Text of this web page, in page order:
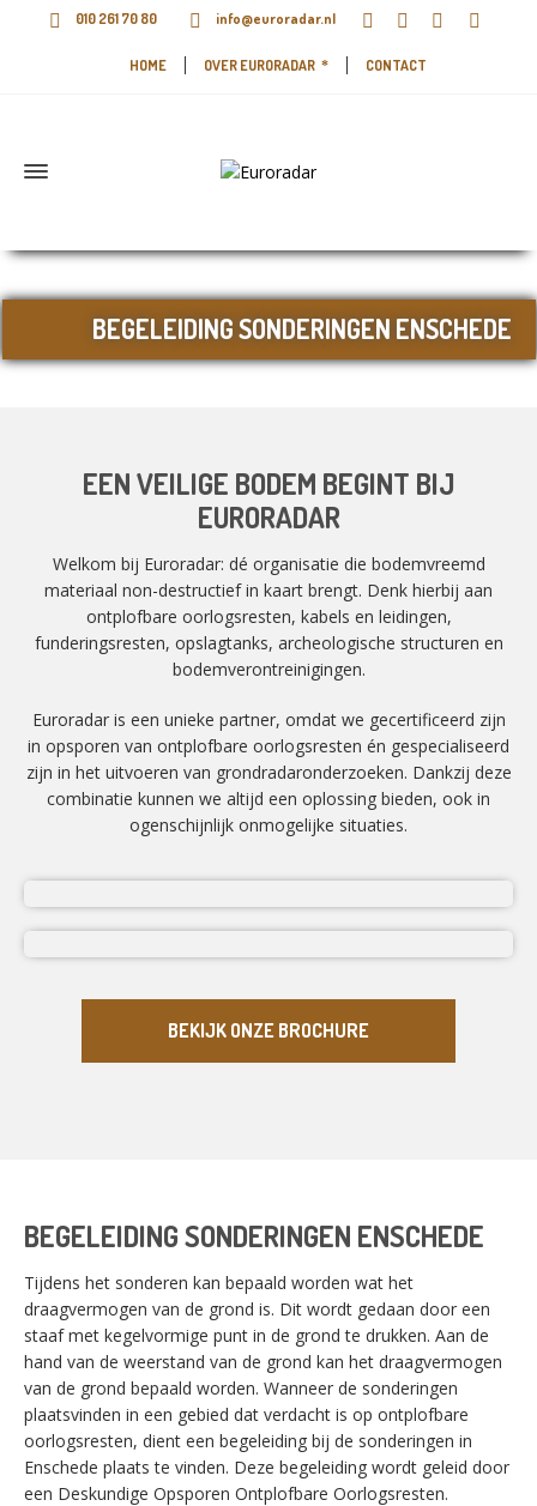
010 261 70 80 info@euroradar.nl
HOME OVER EURORADAR CONTACT
BEGELEIDING SONDERINGEN ENSCHEDE
EEN VEILIGE BODEM BEGINT BIJ
EURORADAR
Welkom bij Euroradar: dé organisatie die bodemvreemd
materiaal non-destructief in kaart brengt. Denk hierbij aan
ontplofbare oorlogsresten, kabels en leidingen,
funderingsresten, opslagtanks, archeologische structuren en
bodemverontreinigingen.
Euroradar is een unieke partner, omdat we gecertificeerd zijn
in opsporen van ontplofbare oorlogsresten én gespecialiseerd
zijn in het uitvoeren van grondradaronderzoeken. Dankzij deze
combinatie kunnen we altijd een oplossing bieden, ook in
ogenschijnlijk onmogelijke situaties.
BEKIJK ONZE BROCHURE
BEGELEIDING SONDERINGEN ENSCHEDE
Tijdens het sonderen kan bepaald worden wat het
draagvermogen van de grond is. Dit wordt gedaan door een
staaf met kegelvormige punt in de grond te drukken. Aan de
hand van de weerstand van de grond kan het draagvermogen
van de grond bepaald worden. Wanneer de sonderingen
plaatsvinden in een gebied dat verdacht is op ontplofbare
oorlogsresten, dient een begeleiding bij de sonderingen in
Enschede plaats te vinden. Deze begeleiding wordt geleid door
een Deskundige Opsporen Ontplofbare Oorlogsresten.